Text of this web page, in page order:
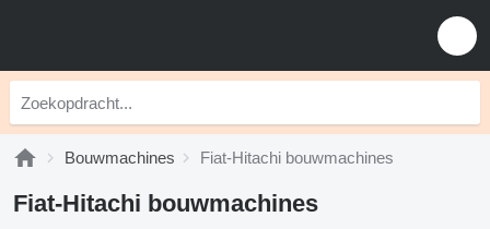
Bouwmachines Fiat-Hitachi bouwmachines
Fiat-Hitachi bouwmachines